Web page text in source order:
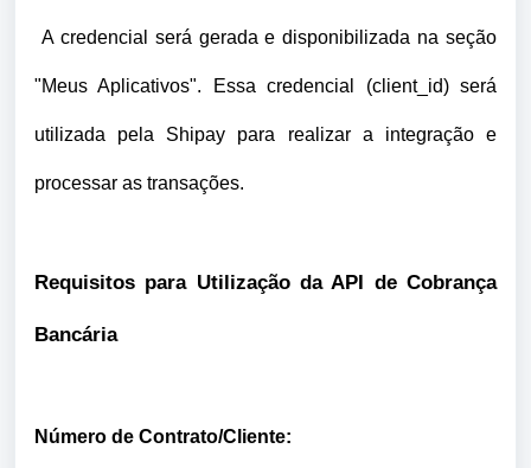
A credencial será gerada e disponibilizada na seção
"Meus Aplicativos". Essa credencial (client_id) será
utilizada pela Shipay para realizar a integração e
processar as transações.
Requisitos para Utilização da API de Cobrança
Bancária
Número de Contrato/Cliente: